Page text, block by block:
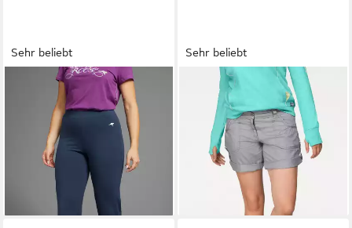
Sehr beliebt
KANGAROOS
Sporthose
Große Größen
ab 20,99 €
24,99 €
Sehr beliebt
KANGAROOS
Bermudas
krempelbar
ab 23,10 € UVP39,99 €
-42%